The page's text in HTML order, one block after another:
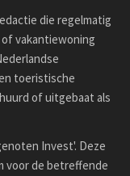
die regelmatig
vakantiewoning
toeristische
of uitgebaat als
Invest'. Deze
voor de betreffende